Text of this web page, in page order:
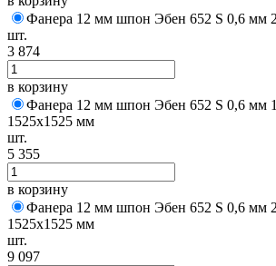
Фанера 12 мм шпон Эбен 652 S 0,6 мм
шт.
3 874
в корзину
Фанера 12 мм шпон Эбен 652 S 0,6 мм 1
1525х1525 мм
шт.
5 355
в корзину
Фанера 12 мм шпон Эбен 652 S 0,6 мм
1525х1525 мм
шт.
9 097